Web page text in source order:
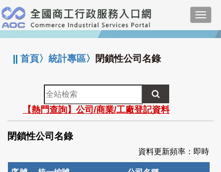
跳
到
主
要
:::
||首頁〉統計專區〉 閉鎖性公司名錄
全
站
檢
索
【熱門查詢】公司/商業/工廠登記資料
閉鎖性公司名錄
資料更新頻率：即時